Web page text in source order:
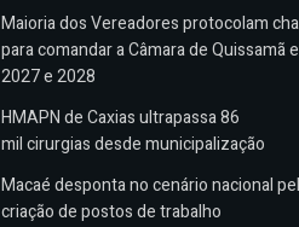
Maioria dos Vereadores protocolam
para comandar a Câmara de Quissamã
2027 e 2028
HMAPN de Caxias ultrapassa 86
mil cirurgias desde municipalização
Macaé desponta no cenário nacional
criação de postos de trabalho